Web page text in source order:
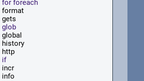
for foreach
format
gets
glob
global
history
http
if
incr
info